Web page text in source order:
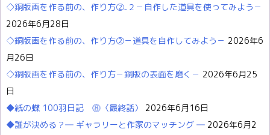
◇銅版画を作る前の、作り方②₋２－自作した道具を使ってみよう－
2026年6月28日
◇銅版画を作る前の、作り方②－道具を自作してみよう－ 2026年6
月26日
◇銅版画を作る前の、作り方－銅版の表面を磨く－ 2026年6月25
日
◆紙の蝶 100羽日記 ⓼〈最終話〉
2026年6月16日
◆誰が決める？― ギャラリーと作家のマッチング ― 2026年6月2